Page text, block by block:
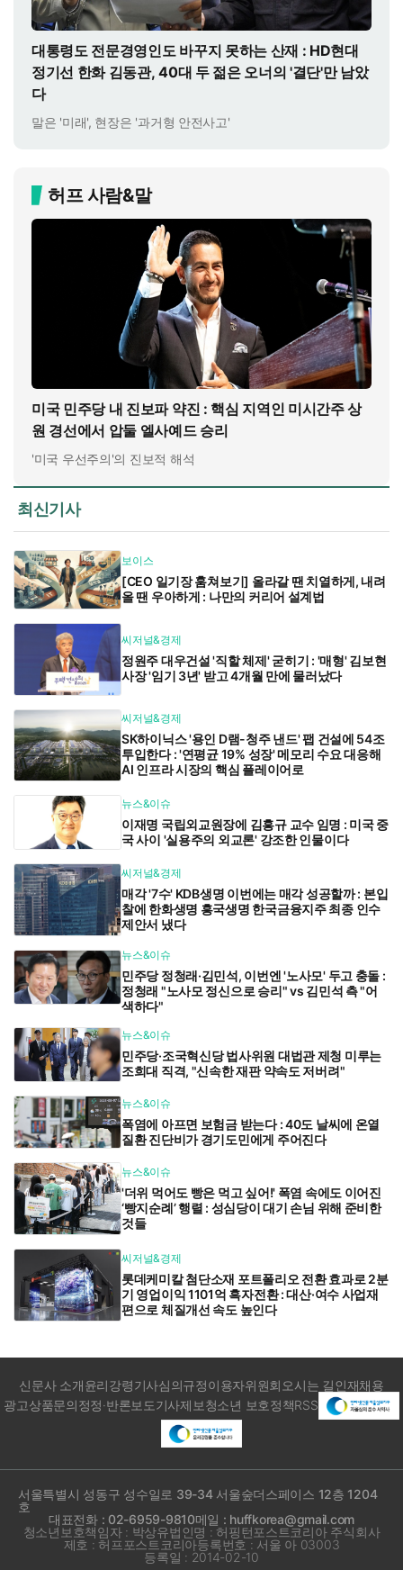
대통령도 전문경영인도 바꾸지 못하는 산재 : HD현대
정기선 한화 김동관, 40대 두 젊은 오너의 '결단'만 남았
다
말은 '미래', 현장은 '과거형 안전사고'
허프 사람&말
미국 민주당 내 진보파 약진 : 핵심 지역인 미시간주 상
원 경선에서 압둘 엘사예드 승리
'미국 우선주의'의 진보적 해석
최신기사
보이스
[CEO 일기장 훔쳐보기] 올라갈 땐 치열하게, 내려
올 땐 우아하게 : 나만의 커리어 설계법
씨저널&경제
정원주 대우건설 '직할 체제' 굳히기 : '매형' 김보현
사장 '임기 3년' 받고 4개월 만에 물러났다
씨저널&경제
SK하이닉스 '용인 D램-청주 낸드' 팹 건설에 54조
투입한다 : '연평균 19% 성장' 메모리 수요 대응해
AI 인프라 시장의 핵심 플레이어로
뉴스&이슈
이재명 국립외교원장에 김흥규 교수 임명 : 미국 중
국 사이 '실용주의 외교론' 강조한 인물이다
씨저널&경제
매각 '7수' KDB생명 이번에는 매각 성공할까 : 본입
찰에 한화생명 흥국생명 한국금융지주 최종 인수
제안서 냈다
뉴스&이슈
민주당 정청래·김민석, 이번엔 '노사모' 두고 충돌 :
정청래 "노사모 정신으로 승리" vs 김민석 측 "어
색하다"
뉴스&이슈
민주당·조국혁신당 법사위원 대법관 제청 미루는
조희대 직격, "신속한 재판 약속도 저버려"
뉴스&이슈
폭염에 아프면 보험금 받는다 : 40도 날씨에 온열
질환 진단비가 경기도민에게 주어진다
뉴스&이슈
'더위 먹어도 빵은 먹고 싶어!' 폭염 속에도 이어진
‘빵지순례’ 행렬 : 성심당이 대기 손님 위해 준비한
것들
씨저널&경제
롯데케미칼 첨단소재 포트폴리오 전환 효과로 2분
기 영업이익 1101억 흑자전환 : 대산·여수 사업재
편으로 체질개선 속도 높인다
신문사 소개윤리강령기사심의규정이용자위원회 오시는 길인재채용
광고상품문의정정·반론보도기사제보청소년 보호정책RSS
서울특별시 성동구 성수일로 39-34 서울숲더스페이스 12층 1204
호
대표전화 : 02-6959-9810메일 : huffkorea@gmail.com
청소년보호책임자 : 박상유법인명 : 허핑턴포스트코리아 주식회사
제호 : 허프포스트코리아등록번호 : 서울 아 03003
등록일 : 2014-02-10